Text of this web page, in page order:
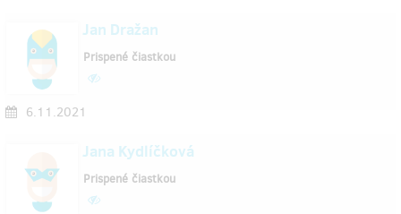
Jan Dražan
6.11.2021
Prispené čiastkou
Jana Kydlíčková
Prispené čiastkou